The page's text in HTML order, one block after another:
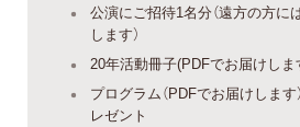
公演にご招待1名分（遠方の方に
します）
20年活動冊子(PDFでお届けしま
プログラム（PDFでお届けしま
レゼント